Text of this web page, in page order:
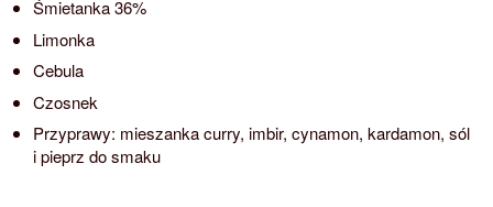
Śmietanka 36%
Limonka
Cebula
Czosnek
Przyprawy: mieszanka curry, imbir, cynamon, kardamon, sól
i pieprz do smaku